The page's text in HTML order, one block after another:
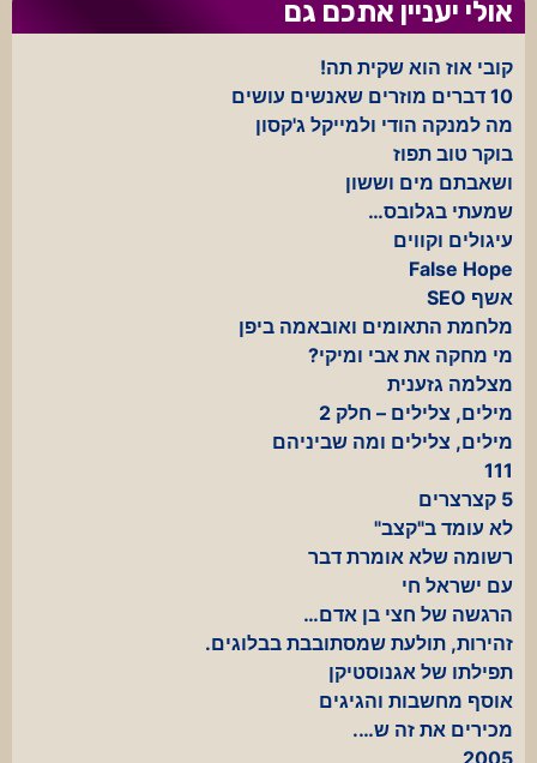
אולי יעניין אתכם גם
קובי אוז הוא שקית תה!
10 דברים מוזרים שאנשים עושים
מה למנקה הודי ולמייקל ג'קסון
בוקר טוב תפוז
ושאבתם מים וששון
שמעתי בגלובס…
עיגולים וקווים
False Hope
אשף SEO
מלחמת התאומים ואובאמה ביפן
מי מחקה את אבי ומיקי?
מצלמה גזענית
מילים, צלילים – חלק 2
מילים, צלילים ומה שביניהם
111
5 קצרצרים
לא עומד ב"קצב"
רשומה שלא אומרת דבר
עם ישראל חי
הרגשה של חצי בן אדם…
זהירות, תולעת שמסתובבת בבלוגים.
תפילתו של אגנוסטיקן
אוסף מחשבות והגיגים
מכירים את זה ש….
2005